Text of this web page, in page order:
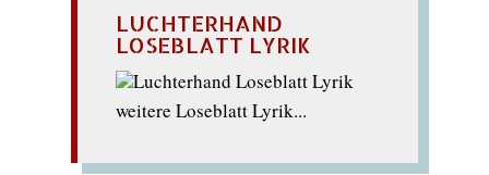
LUCHTERHAND
LOSEBLATT LYRIK
weitere Loseblatt Lyrik...